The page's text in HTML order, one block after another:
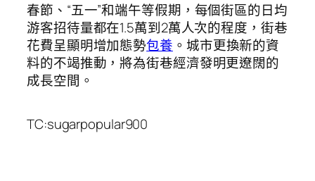
春節、“五一”和端午等假期，每個街區的日均
游客招待量都在1.5萬到2萬人次的程度，街巷
花費呈顯明增加態勢包養 。城市更換新的資
料的不竭推動，將為街巷經濟發明更遼闊的
成長空間。
TC:sugarpopular900